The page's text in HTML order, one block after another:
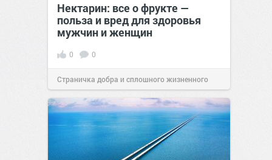
Нектарин: все о фрукте —
польза и вред для здоровья
мужчин и женщин
0 0
Страничка добра и сплошного жизненного
позитива!00:28 Сегодня